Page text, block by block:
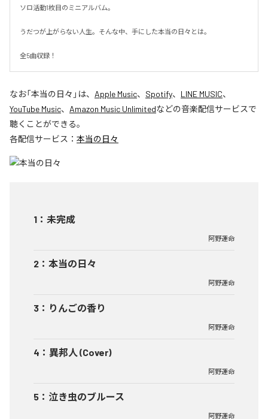
ソロ活動1枚目のミニアルバム。
うだつが上がらない人生。そんな中、手にした本当の日々とは。
全5曲収録！
なお「本当の日々 」は、 Apple Music、 Spotify、 LINE MUSIC、
YouTube Music、 Amazon Music Unlimitedなどの音楽配信サービスで
聴くことができる。
各配信サービス： 本当の日々
1 ： 未完成
阿野運命
2 ： 本当の日々
阿野運命
3 ： りんごの香り
阿野運命
4 ： 異邦人 (Cover)
阿野運命
5 ： 泣き虫のブルース
阿野運命